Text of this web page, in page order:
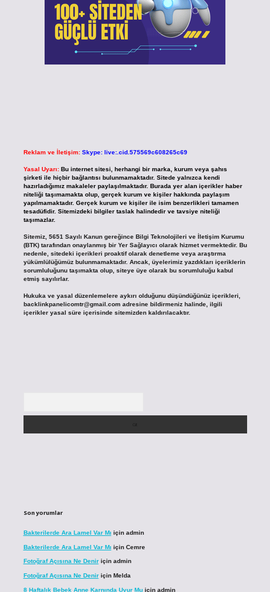
Reklam ve İletişim: Skype: live:.cid.575569c608265c69
Yasal Uyarı: Bu internet sitesi, herhangi bir marka, kurum veya şahıs
şirketi ile hiçbir bağlantısı bulunmamaktadır. Sitede yalnızca kendi
hazırladığımız makaleler paylaşılmaktadır. Burada yer alan içerikler haber
niteliği taşımamakta olup, gerçek kurum ve kişiler hakkında paylaşım
yapılmamaktadır. Gerçek kurum ve kişiler ile isim benzerlikleri tamamen
tesadüfidir. Sitemizdeki bilgiler taslak halindedir ve tavsiye niteliği
taşımazlar.
Sitemiz, 5651 Sayılı Kanun gereğince Bilgi Teknolojileri ve İletişim Kurumu
(BTK) tarafından onaylanmış bir Yer Sağlayıcı olarak hizmet vermektedir. Bu
nedenle, sitedeki içerikleri proaktif olarak denetleme veya araştırma
yükümlülüğümüz bulunmamaktadır. Ancak, üyelerimiz yazdıkları içeriklerin
sorumluluğunu taşımakta olup, siteye üye olarak bu sorumluluğu kabul
etmiş sayılırlar.
Hukuka ve yasal düzenlemelere aykırı olduğunu düşündüğünüz içerikleri,
backlinkpanelicomtr@gmail.comadresine bildirmeniz halinde, ilgili
içerikler yasal süre içerisinde sitemizden kaldırılacaktır.
Son yorumlar
Bakterilerde Ara Lamel Var Mı için admin
Bakterilerde Ara Lamel Var Mı için Cemre
Fotoğraf Açısına Ne Deniriçin admin
Fotoğraf Açısına Ne Deniriçin Melda
8 Haftalık Bebek Anne Karnında Uyur Muiçin admin